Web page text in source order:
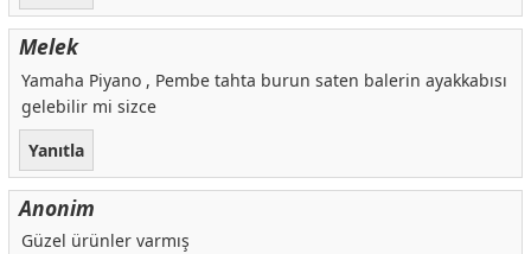
Melek
Yamaha Piyano , Pembe tahta burun saten balerin ayakkabısı
gelebilir mi sizce
Yanıtla
Anonim
Güzel ürünler varmış